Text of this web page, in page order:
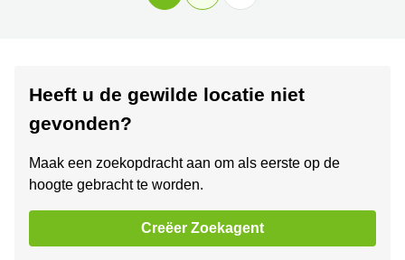
Heeft u de gewilde locatie niet
gevonden?
Maak een zoekopdracht aan om als eerste op de
hoogte gebracht te worden.
Creëer Zoekagent